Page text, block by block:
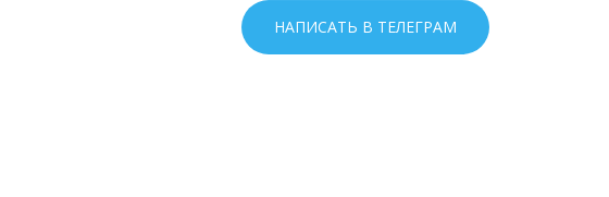
НАПИСАТЬ В ТЕЛЕГРАМ